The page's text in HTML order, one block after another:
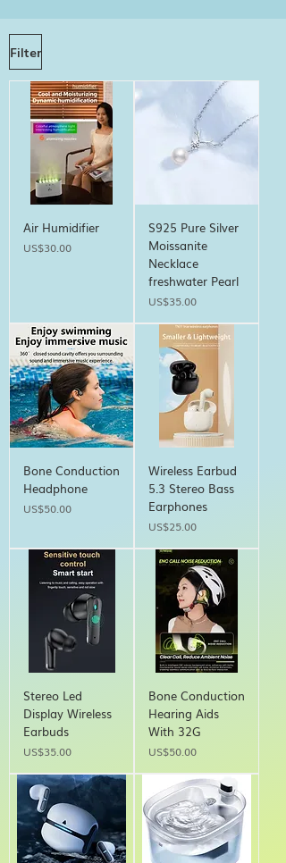
Filter
Air Humidifier
Price
US$30.00
S925 Pure Silver
Moissanite
Necklace
freshwater Pearl
Price
US$35.00
Bone Conduction
Headphone
Price
US$50.00
Wireless Earbud
5.3 Stereo Bass
Earphones
Price
US$25.00
Stereo Led
Display Wireless
Earbuds
Price
US$35.00
Bone Conduction
Hearing Aids
With 32G
Price
US$50.00